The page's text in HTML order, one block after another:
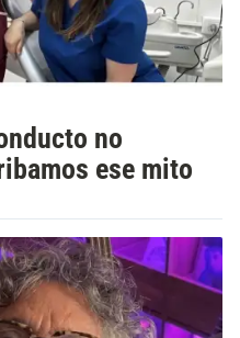
no
ese mito